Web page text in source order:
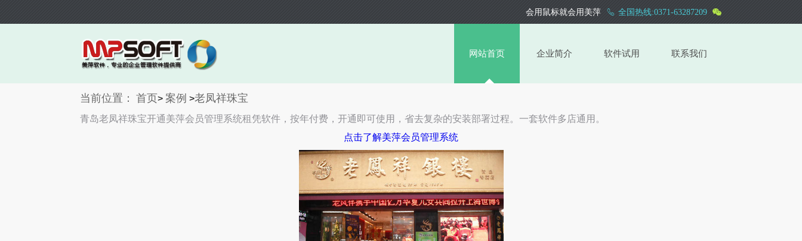
会用鼠标就会用美萍 全国热线:0371-63287209
网站首页 企业简介 软件试用 联系我们
当前位置： 首页> 案例 >老凤祥珠宝
青岛老凤祥珠宝开通美萍会员管理系统租凭软件，按年付费，开通即可使用，省去复杂的安装部署过程。一套软件多店通用。
点击了解美萍会员管理系统